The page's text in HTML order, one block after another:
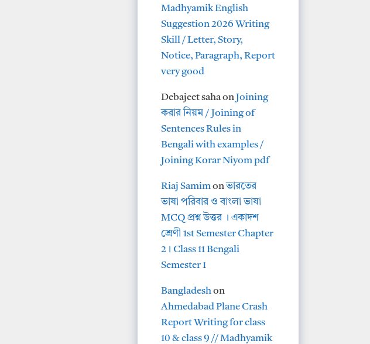
Madhyamik English
Suggestion 2026 Writing
Skill / Letter, Story,
Notice, Paragraph, Report
very good
Debajeet sahaonJoining
করার নিয়ম / Joining of
Sentences Rules in
Bengali with examples /
Joining Korar Niyom pdf
Riaj Samimonভারতের
ভাষা পরিবার ও বাংলা ভাষা
MCQ প্রশ্ন উত্তর । একাদশ
শ্রেণী 1st Semester Chapter
2। Class 11 Bengali
Semester 1
Bangladeshon
Ahmedabad Plane Crash
Report Writing for class
10 & class 9 // Madhyamik